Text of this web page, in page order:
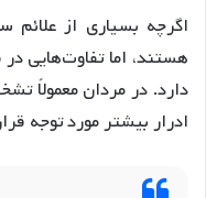
اگرچه بسیاری از علائم
هستند، اما تفاوت‌هایی
دارد. در مردان معمولاً
ادرار بیشتر مورد توجه